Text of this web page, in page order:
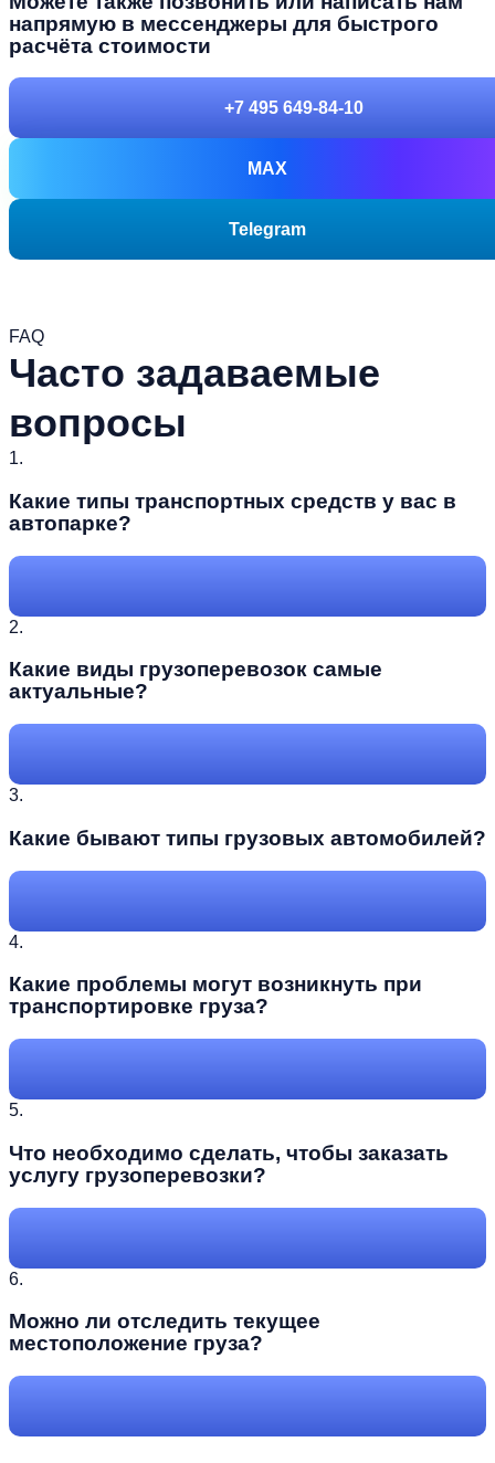
напрямую в мессенджеры для быстрого
расчёта стоимости
+7 495 649-84-10
MAX
Telegram
FAQ
Часто задаваемые
вопросы
1.
Какие типы транспортных средств у вас в
автопарке?
2.
Какие виды грузоперевозок самые
актуальные?
3.
Какие бывают типы грузовых автомобилей?
4.
Какие проблемы могут возникнуть при
транспортировке груза?
5.
Что необходимо сделать, чтобы заказать
услугу грузоперевозки?
6.
Можно ли отследить текущее
местоположение груза?